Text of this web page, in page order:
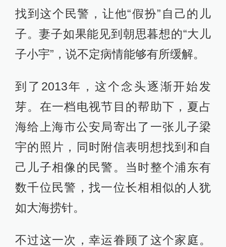
找到这个民警，让他“假扮”自己的儿
子。妻子如果能见到朝思暮想的“大儿
子小宇”，说不定病情能够有所缓解。
到了2013年，这个念头逐渐开始发
芽。在一档电视节目的帮助下，夏占
海给上海市公安局寄出了一张儿子梁
宇的照片，同时附信表明想找到和自
己儿子相像的民警。当时整个浦东有
数千位民警，找一位长相相似的人犹
如大海捞针。
不过这一次，幸运眷顾了这个家庭。